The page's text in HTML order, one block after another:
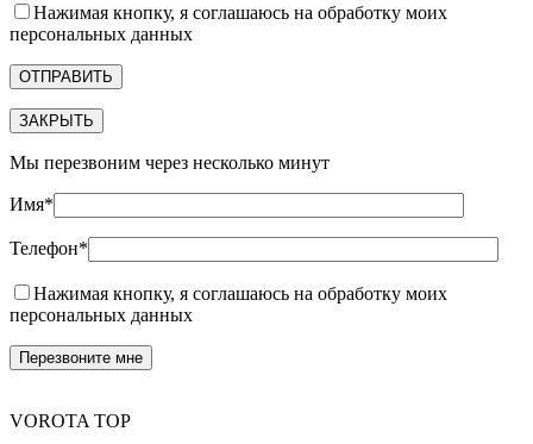
Нажимая кнопку, я соглашаюсь на обработку моих
персональных данных
ЗАКРЫТЬ
Мы перезвоним через несколько минут
Имя*
Телефон*
Нажимая кнопку, я соглашаюсь на обработку моих
персональных данных
VOROTA TOP